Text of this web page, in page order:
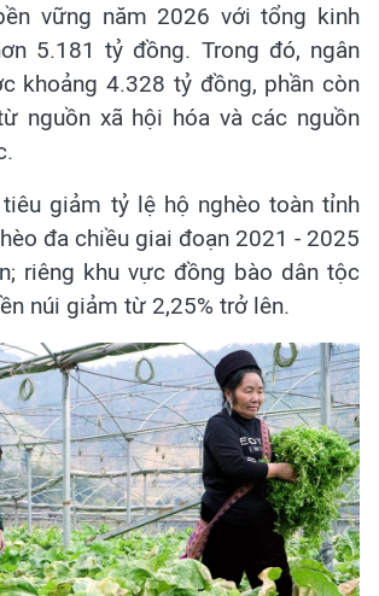
vững năm 2026 với tổng kinh
5.181 tỷ đồng. Trong đó, ngân
khoảng 4.328 tỷ đồng, phần còn
nguồn xã hội hóa và các nguồn
giảm tỷ lệ hộ nghèo toàn tỉnh
đa chiều giai đoạn 2021 - 2025
riêng khu vực đồng bào dân tộc
núi giảm từ 2,25% trở lên.